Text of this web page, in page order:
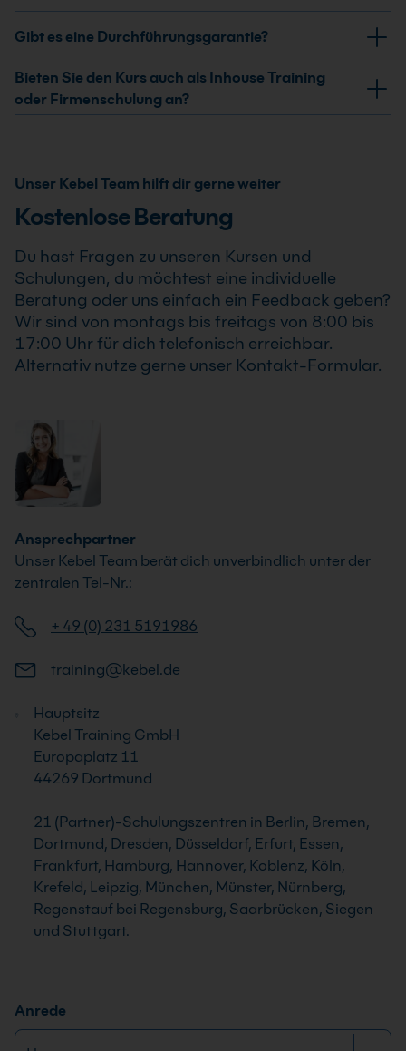
weder Notebook noch eigene Lizenzen mitzubringen.
Customizing I: Zahlungs- und Mahnlogik Intensivkurs
erhältst Du ein Teilnahmezertifikat. Dieses bestätigt
Deine erweiterten Kenntnisse im professionellen
Einsatz von SAP® Customizing I: Zahlungs- und
Gibt es eine Durchführungsgarantie?
Ja, wir garantieren die Durchführung aller von uns
bestätigten Termine. Der SAP® Customizing I:
Zahlungs- und Mahnlogik Intensivkurs findet auch
Bieten Sie den Kurs auch als Inhouse Training
oder Firmenschulung an?
als Online-Firmenschulung durchgeführt werden.
Inhalte, Prozesse und Schwerpunkte passen wir
Unternehmens an.
Unser Kebel Team hilft dir gerne weiter
Kostenlose Beratung
Du hast Fragen zu unseren Kursen und
Schulungen, du möchtest eine individuelle
Beratung oder uns einfach ein Feedback geben?
Wir sind von montags bis freitags von 8:00 bis
17:00 Uhr für dich telefonisch erreichbar.
Alternativ nutze gerne unser Kontakt-Formular.
Ansprechpartner
Unser Kebel Team berät dich unverbindlich unter der
zentralen Tel-Nr.:
+ 49 (0) 231 5191986
training@kebel.de
Hauptsitz
Kebel Training GmbH
Europaplatz 11
44269 Dortmund
21 (Partner)-Schulungszentren in Berlin, Bremen,
Dortmund, Dresden, Düsseldorf, Erfurt, Essen,
Frankfurt, Hamburg, Hannover, Koblenz, Köln,
Krefeld, Leipzig, München, Münster, Nürnberg,
Regenstauf bei Regensburg, Saarbrücken, Siegen
und Stuttgart.
Anrede